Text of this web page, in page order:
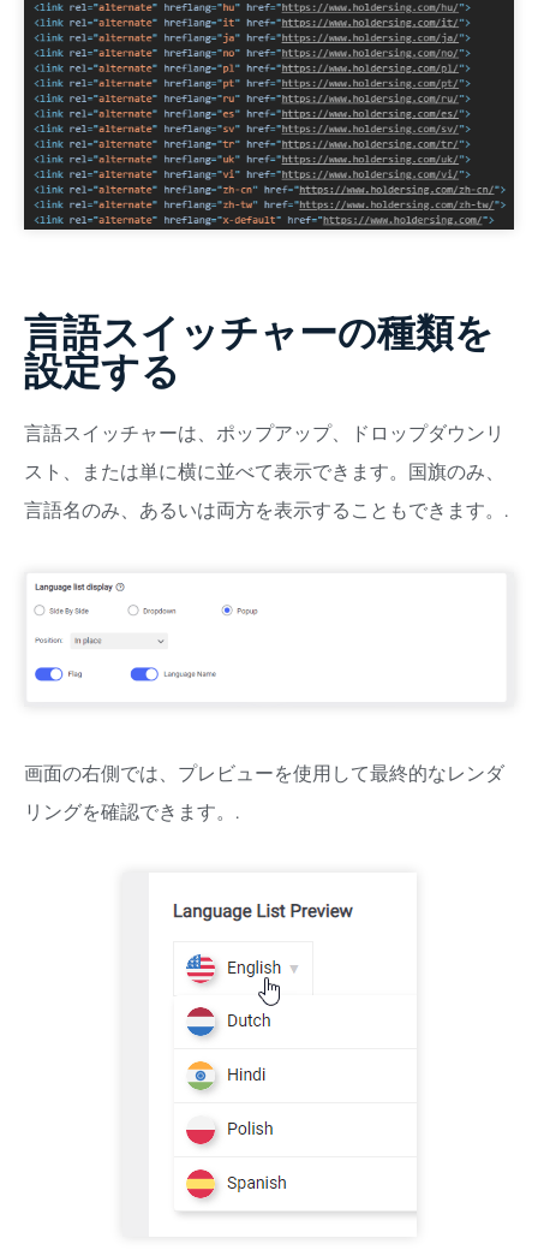
言語スイッチャーの種類を
設定する
言語スイッチャーは、ポップアップ、ドロップダウンリ
スト、または単に横に並べて表示できます。国旗のみ、
言語名のみ、あるいは両方を表示することもできます。.
画面の右側では、プレビューを使用して最終的なレンダ
リングを確認できます。.